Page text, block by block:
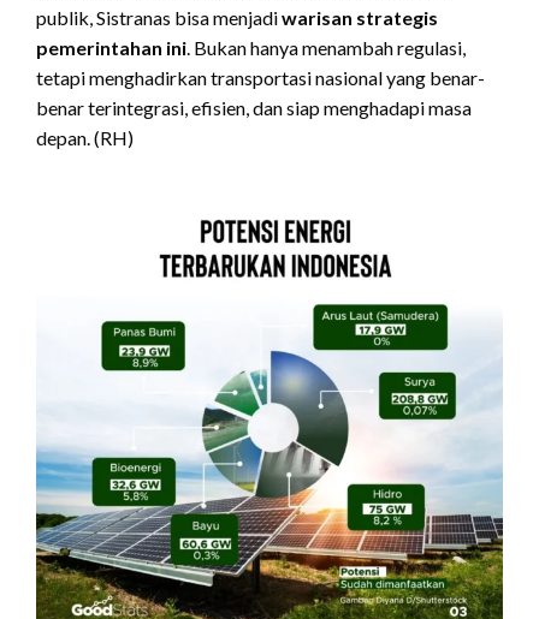
publik, Sistranas bisa menjadiwarisan strategis
pemerintahan ini. Bukan hanya menambah regulasi,
tetapi menghadirkan transportasi nasional yang benar-
benar terintegrasi, efisien, dan siap menghadapi masa
depan. (RH)